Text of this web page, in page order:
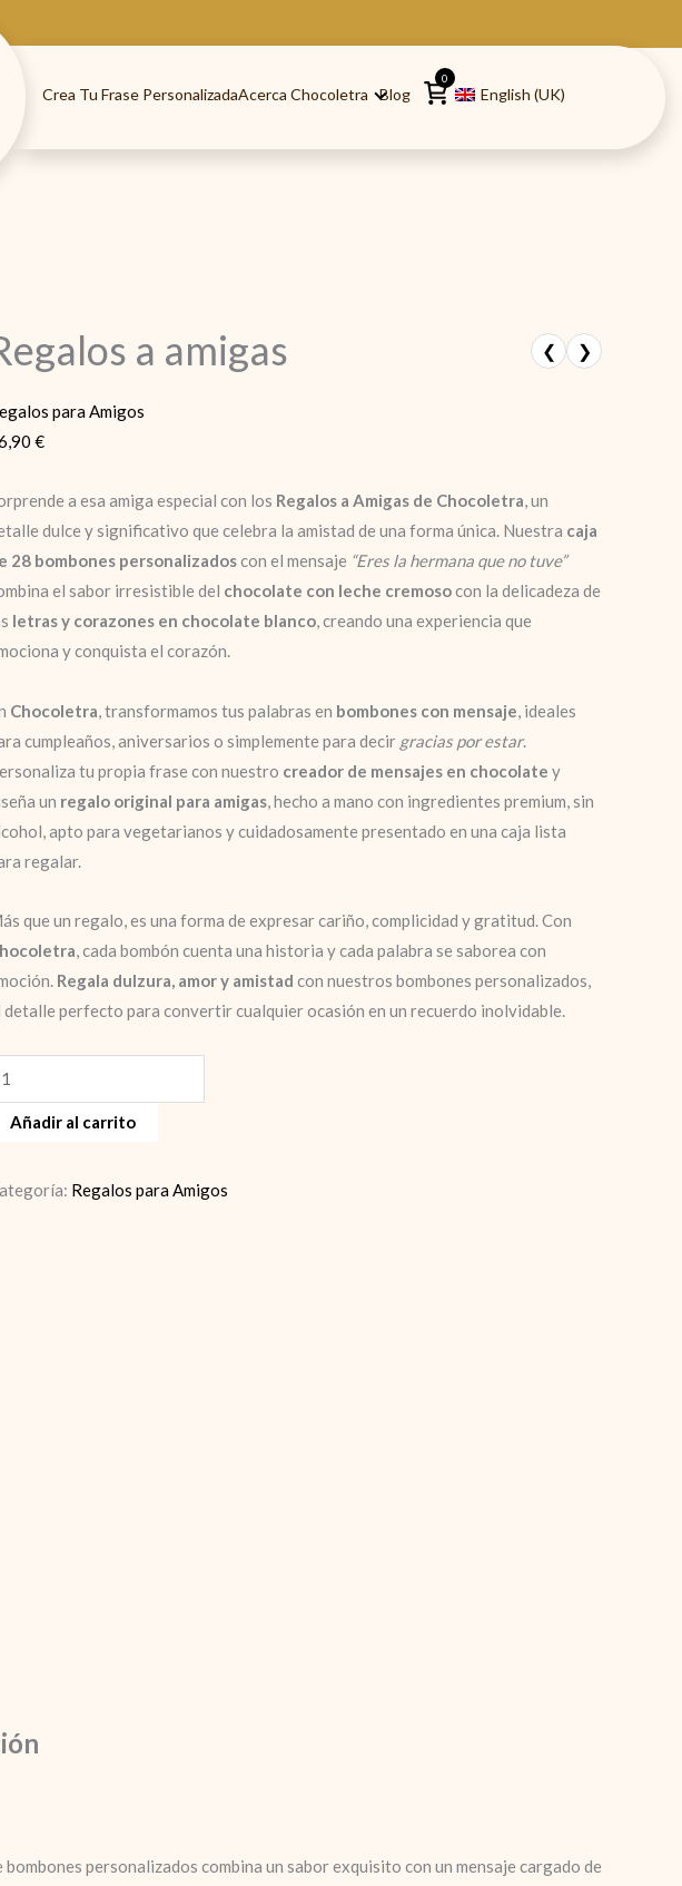
Crea Tu Frase PersonalizadaAcerca Chocoletra Blog
0
English (UK)
a amigas ❮ ❯
para Amigos
€
a esa amiga especial con los Regalos a Amigas de Chocoletra, un
dulce y significativo que celebra la amistad de una forma única. Nuestra caja
28 bombones personalizadoscon el mensaje “Eres la hermana que no tuve”
el sabor irresistible del chocolate con leche cremosocon la delicadeza de
letras y corazones en chocolate blanco, creando una experiencia que
y conquista el corazón.
Chocoletra , transformamos tus palabras en bombones con mensaje , ideales
cumpleaños, aniversarios o simplemente para decir gracias por estar.
tu propia frase con nuestro creador de mensajes en chocolate y
un regalo original para amigas , hecho a mano con ingredientes premium, sin
apto para vegetarianos y cuidadosamente presentado en una caja lista
regalar.
que un regalo, es una forma de expresar cariño, complicidad y gratitud. Con
, cada bombón cuenta una historia y cada palabra se saborea con
Regala dulzura, amor y amistad con nuestros bombones personalizados,
detalle perfecto para convertir cualquier ocasión en un recuerdo inolvidable.
Añadir al carrito
Regalos para Amigos
personalizados combina un sabor exquisito con un mensaje cargado de